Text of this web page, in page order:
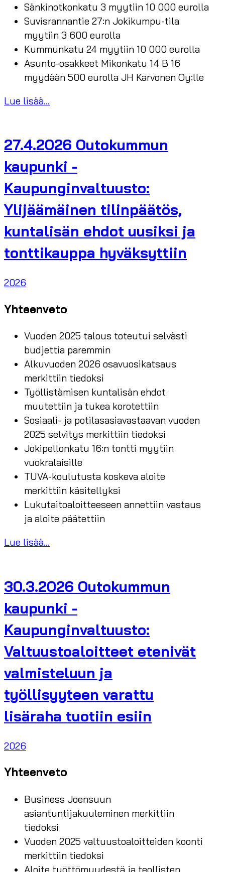
Sänkinotkonkatu 3 myytiin 10 000 eurolla
Suvisrannantie 27:n Jokikumpu-tila
myytiin 3 600 eurolla
Kummunkatu 24 myytiin 10 000 eurolla
Asunto-osakkeet Mikonkatu 14 B 16
myydään 500 eurolla JH Karvonen Oy:lle
Lue lisää...
27.4.2026 Outokummun
kaupunki -
Kaupunginvaltuusto:
Ylijäämäinen tilinpäätös,
kuntalisän ehdot uusiksi ja
tonttikauppa hyväksyttiin
2026
Yhteenveto
Vuoden 2025 talous toteutui selvästi
budjettia paremmin
Alkuvuoden 2026 osavuosikatsaus
merkittiin tiedoksi
Työllistämisen kuntalisän ehdot
muutettiin ja tukea korotettiin
Sosiaali- ja potilasasiavastaavan vuoden
2025 selvitys merkittiin tiedoksi
Jokipellonkatu 16:n tontti myytiin
vuokralaisille
TUVA-koulutusta koskeva aloite
merkittiin käsitellyksi
Lukutaitoaloitteeseen annettiin vastaus
ja aloite päätettiin
Lue lisää...
30.3.2026 Outokummun
kaupunki -
Kaupunginvaltuusto:
Valtuustoaloitteet etenivät
valmisteluun ja
työllisyyteen varattu
lisäraha tuotiin esiin
2026
Yhteenveto
Business Joensuun
asiantuntijakuuleminen merkittiin
tiedoksi
Vuoden 2025 valtuustoaloitteiden koonti
merkittiin tiedoksi
Aloite työttömyydestä ja teollisten